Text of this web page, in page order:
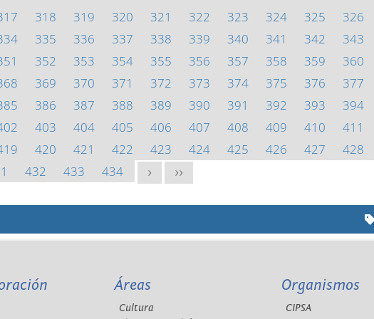
318 319 320 321 322 323 324 325
326
335 336 337 338 339 340 341 342
343
352 353 354 355 356 357 358 359
360
369 370 371 372 373 374 375 376
377
386 387 388 389 390 391 392 393
394
403 404 405 406 407 408 409 410
411
420 421 422 423 424 425 426 427
428
432 433 434 > >>
Áreas
Cultura
Organismos
CIPSA